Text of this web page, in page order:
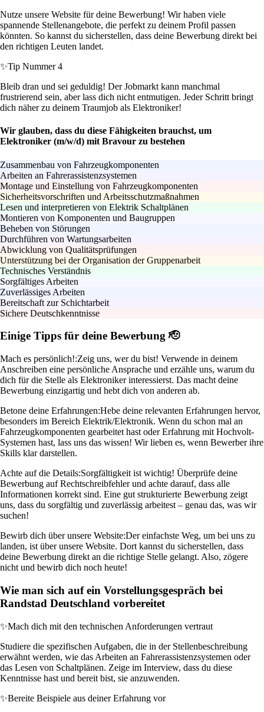
Nutze unsere Website für deine Bewerbung! Wir haben viele
spannende Stellenangebote, die perfekt zu deinem Profil passen
könnten. So kannst du sicherstellen, dass deine Bewerbung direkt bei
den richtigen Leuten landet.
✨Tip Nummer 4
Bleib dran und sei geduldig! Der Jobmarkt kann manchmal
frustrierend sein, aber lass dich nicht entmutigen. Jeder Schritt bringt
dich näher zu deinem Traumjob als Elektroniker!
Wir glauben, dass du diese Fähigkeiten brauchst, um
Elektroniker (m/w/d) mit Bravour zu bestehen
Zusammenbau von Fahrzeugkomponenten
Arbeiten an Fahrerassistenzsystemen
Montage und Einstellung von Fahrzeugkomponenten
Sicherheitsvorschriften und Arbeitsschutzmaßnahmen
Lesen und interpretieren von Elektrik Schaltplänen
Montieren von Komponenten und Baugruppen
Beheben von Störungen
Durchführen von Wartungsarbeiten
Abwicklung von Qualitätsprüfungen
Unterstützung bei der Organisation der Gruppenarbeit
Technisches Verständnis
Sorgfältiges Arbeiten
Zuverlässiges Arbeiten
Bereitschaft zur Schichtarbeit
Sichere Deutschkenntnisse
Einige Tipps für deine Bewerbung 🫡
Mach es persönlich!:Zeig uns, wer du bist! Verwende in deinem
Anschreiben eine persönliche Ansprache und erzähle uns, warum du
dich für die Stelle als Elektroniker interessierst. Das macht deine
Bewerbung einzigartig und hebt dich von anderen ab.
Betone deine Erfahrungen:Hebe deine relevanten Erfahrungen hervor,
besonders im Bereich Elektrik/Elektronik. Wenn du schon mal an
Fahrzeugkomponenten gearbeitet hast oder Erfahrung mit Hochvolt-
Systemen hast, lass uns das wissen! Wir lieben es, wenn Bewerber ihre
Skills klar darstellen.
Achte auf die Details:Sorgfältigkeit ist wichtig! Überprüfe deine
Bewerbung auf Rechtschreibfehler und achte darauf, dass alle
Informationen korrekt sind. Eine gut strukturierte Bewerbung zeigt
uns, dass du sorgfältig und zuverlässig arbeitest – genau das, was wir
suchen!
Bewirb dich über unsere Website:Der einfachste Weg, um bei uns zu
landen, ist über unsere Website. Dort kannst du sicherstellen, dass
deine Bewerbung direkt an die richtige Stelle gelangt. Also, zögere
nicht und bewirb dich noch heute!
Wie man sich auf ein Vorstellungsgespräch bei
Randstad Deutschland vorbereitet
✨Mach dich mit den technischen Anforderungen vertraut
Studiere die spezifischen Aufgaben, die in der Stellenbeschreibung
erwähnt werden, wie das Arbeiten an Fahrerassistenzsystemen oder
das Lesen von Schaltplänen. Zeige im Interview, dass du diese
Kenntnisse hast und bereit bist, sie anzuwenden.
✨Bereite Beispiele aus deiner Erfahrung vor